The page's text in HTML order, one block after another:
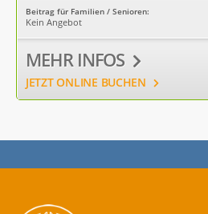
Beitrag für Familien / Senioren:
Kein Angebot
MEHR INFOS
JETZT ONLINE BUCHEN